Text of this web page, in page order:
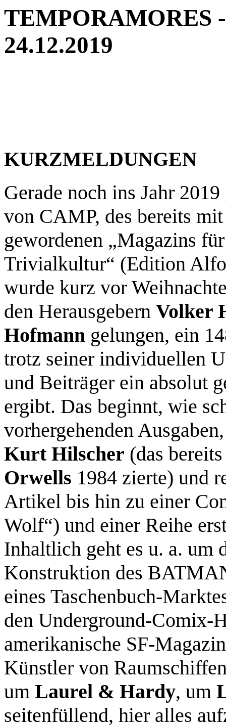
TEMPORAMORES
24.12.2019
KURZMELDUNGEN
Gerade noch ins Jahr
von CAMP, des bereits
gewordenen „Magazins
Trivialkultur“ (Edition
wurde kurz vor
den Herausgebern Volker
Hofmann gelungen, ein
trotz seiner individuellen
und Beiträger ein absolut
ergibt. Das beginnt, wie
vorhergehenden
Kurt Hilscher (das
Orwells 1984 zierte) und
Artikel bis hin zu einer
Wolf“) und einer Reihe
Inhaltlich geht es u. a. um
Konstruktion des
eines Taschenbuch-
den Underground-Comix-
amerikanische SF-
Künstler von
um Laurel & Hardy, um
seitenfüllend, hier alles